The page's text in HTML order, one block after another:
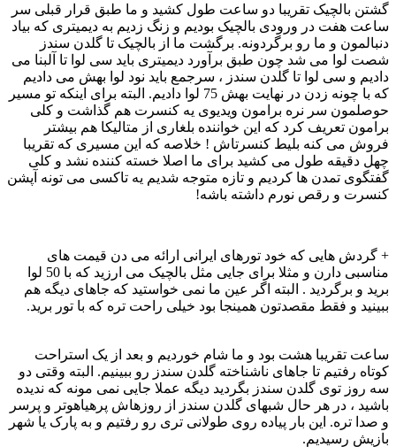
گشتن بالچیک تقریبا دو ساعت طول کشید و ما طبق قرار قبلی سر
ساعت هفت در ورودی بالچیک بودیم و زنگ زدیم به ‏دیمیتری که بیاد
دنبالمون و ما رو برگردونه. برگشت ما از بالچیک تا گلدن سندز
شصت لوا می شد چون طبق برآورد ‏دیمیتری باید سی لوا تا آلبنا می
دادیم و سی لوا تا گلدن سندز ، سرجمع باید نود لوا بهش می دادیم
که با چونه زدن در نهایت ‏بهش 75 لوا دادیم. البته برای اینکه تو مسیر
حوصلمون سر نره برامون ویدیوی یه کنسرت هم گذاشت و کلی
برامون تعریف ‏کرد که این خواننده بلغاری از متالیکا هم بیشتر
فروش می کنه بلیط کنسرتاش ! خلاصه که این مسیری که تقریبا
چهل دقیقه ‏طول می کشید برای ما اصلا خسته کننده نشد و کلی
گفتگوی تمدن ها کردیم و تازه متوجه شدیم یه تاکسی می تونه آپشن
‏کنسرت و رقص نورم داشته باشه! ‏ ‏
‏‏+ گردش هایی که خود تورهای ایرانی ارائه می دن قیمت های
مناسبی دارن و مثلا برای جایی مثل بالچیک می ارزید که با ‏‏50 لوا
برید و برگردید . البته اگر عین ما نمی خواستید که جاهای دیگه هم
ببینید و فقط مقصدتون همینجا بود خیلی راحت ‏تره که با تور برید. ‏
ساعت تقریبا هشت بود و ما شام خوردیم و بعد از یک استراحت
کوتاه رفتیم تا جاهای ناشناخته گلدن سندز رو ببینیم. البته ‏وقتی دو
سه روز توی گلدن سندز بگردید دیگه عملا جایی نمی مونه که ندیده
باشید ، در هر حال شبهای گلدن سندز از ‏روزهاش پرهیاهوتر و پرسر
و صدا تره. این بار پیاده روی طولانی تری رو رفتیم و به پارک یا شهر
بازیش رسیدیم.‏‏